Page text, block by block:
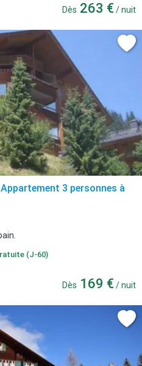
Dès 263 € / nuit
3 personnes à
(J-60)
Dès 169 € / nuit